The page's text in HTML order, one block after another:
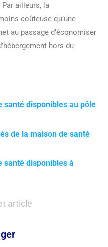
ailleurs, la
coûteuse qu’une
au passage d’économiser
hors du
santé disponibles au pôle
de la maison de santé
santé disponibles à
article